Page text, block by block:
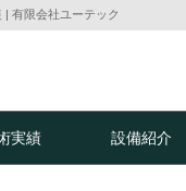
| 有限会社ユーテック
実績 設備紹介